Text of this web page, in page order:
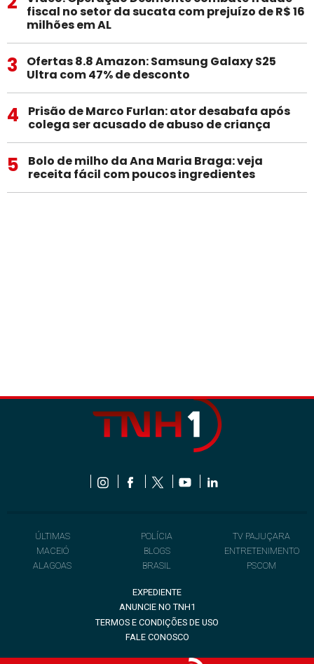
fiscal no setor da sucata com prejuízo de R$ 16
milhões em AL
3
Ofertas 8.8 Amazon: Samsung Galaxy S25
Ultra com 47% de desconto
4
Prisão de Marco Furlan: ator desabafa após
colega ser acusado de abuso de criança
5
Bolo de milho da Ana Maria Braga: veja
receita fácil com poucos ingredientes
ÚLTIMAS
MACEIÓ
ALAGOAS
POLÍCIA
BLOGS
BRASIL
TV PAJUÇARA
ENTRETENIMENTO
PSCOM
EXPEDIENTE
ANUNCIE NO TNH1
TERMOS E CONDIÇÕES DE USO
FALE CONOSCO